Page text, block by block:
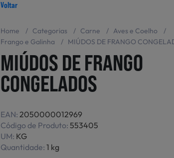
Voltar
Home / Categorias / Carne / Aves e Coelho
/
Frango e Galinha
/ MIÚDOS DE FRANGO
MIÚDOS DE FRANGO
CONGELADOS
EAN: 2050000012969
Código de Produto: 553405
UM: KG
Quantidade: 1 kg